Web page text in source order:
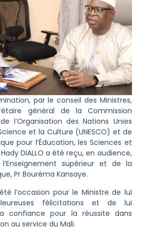
par le conseil des Ministres,
général de la Commission
l’Organisation des Nations Unies
et la Culture (UNESCO) et de
pour l’Éducation, les Sciences et
DIALLO a été reçu, en audience,
supérieur et de la
Pr Bouréma Kansaye.
l’occasion pour le Ministre de lui
félicitations et de lui
confiance pour la réussite dans
au service du Mali.